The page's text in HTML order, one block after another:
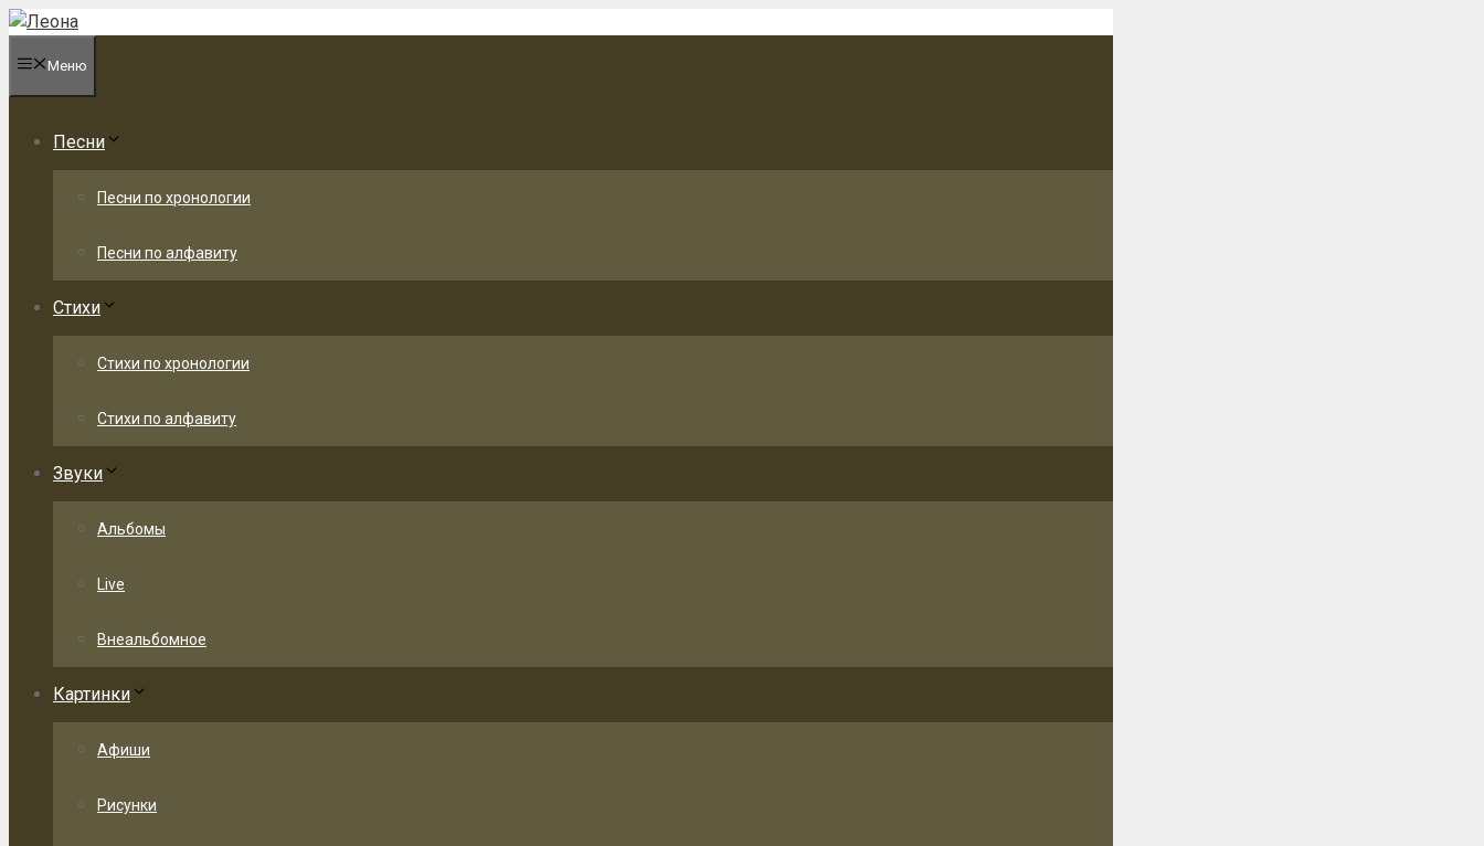
Перейти
содержимому
Меню
Песни
Песни по хронологии
Песни по алфавиту
Стихи
Стихи по хронологии
Стихи по алфавиту
Звуки
Альбомы
Live
Внеальбомное
Картинки
Афиши
Рисунки